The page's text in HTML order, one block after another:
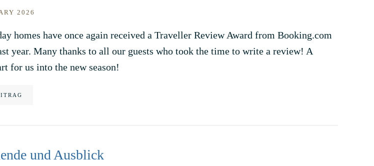
2026
homes have once again received a Traveller Review Award from Booking.com
year. Many thanks to all our guests who took the time to write a review! A
for us into the new season!
und Ausblick